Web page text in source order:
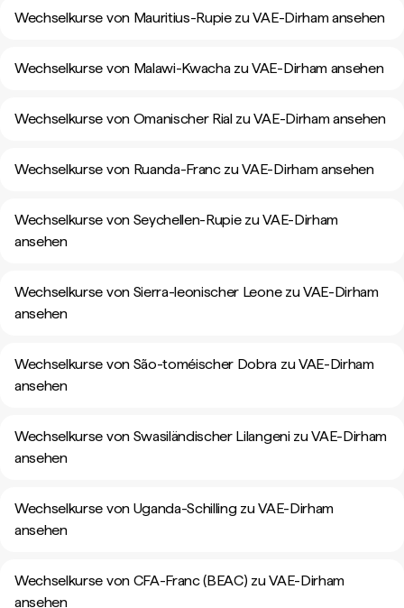
Wechselkurse von Mauritius-Rupie zu VAE-Dirham ansehen
Wechselkurse von Malawi-Kwacha zu VAE-Dirham ansehen
Wechselkurse von Omanischer Rial zu VAE-Dirham ansehen
Wechselkurse von Ruanda-Franc zu VAE-Dirham ansehen
Wechselkurse von Seychellen-Rupie zu VAE-Dirham
ansehen
Wechselkurse von Sierra-leonischer Leone zu VAE-Dirham
ansehen
Wechselkurse von São-toméischer Dobra zu VAE-Dirham
ansehen
Wechselkurse von Swasiländischer Lilangeni zu VAE-Dirham
ansehen
Wechselkurse von Uganda-Schilling zu VAE-Dirham
ansehen
Wechselkurse von CFA-Franc (BEAC) zu VAE-Dirham
ansehen